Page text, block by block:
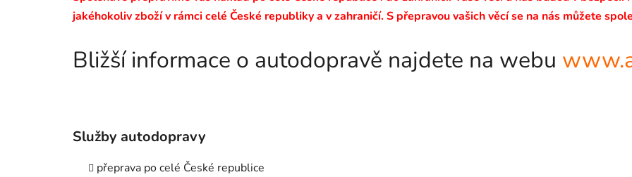
jakéhokoliv zboží v rámci celé České republiky a v zahraničí. S přepravou vašich věcí se na nás můžete
Bližší informace o autodopravě najdete na webu
Služby autodopravy
přeprava po celé České republice